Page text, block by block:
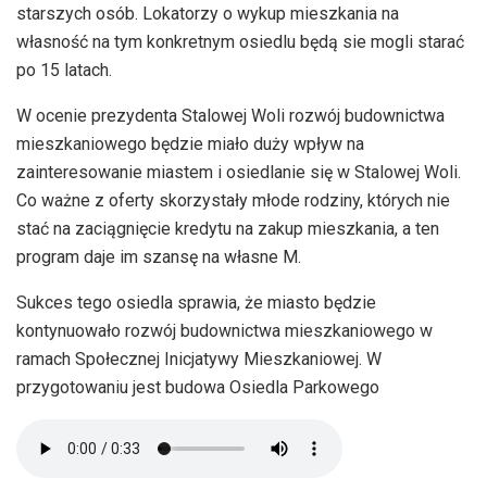
starszych osób. Lokatorzy o wykup mieszkania na
własność na tym konkretnym osiedlu będą sie mogli starać
po 15 latach.
W ocenie prezydenta Stalowej Woli rozwój budownictwa
mieszkaniowego będzie miało duży wpływ na
zainteresowanie miastem i osiedlanie się w Stalowej Woli.
Co ważne z oferty skorzystały młode rodziny, których nie
stać na zaciągnięcie kredytu na zakup mieszkania, a ten
program daje im szansę na własne M.
Sukces tego osiedla sprawia, że miasto będzie
kontynuowało rozwój budownictwa mieszkaniowego w
ramach Społecznej Inicjatywy Mieszkaniowej. W
przygotowaniu jest budowa Osiedla Parkowego